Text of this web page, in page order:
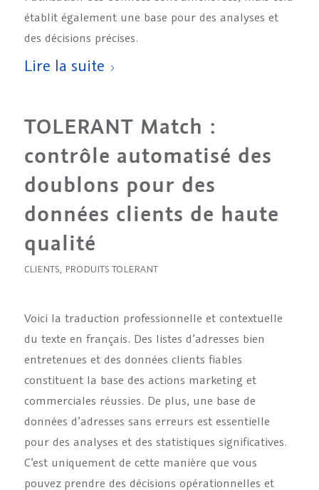
établit également une base pour des analyses et
des décisions précises.
Lire la suite
TOLERANT Match :
contrôle automatisé des
doublons pour des
données clients de haute
qualité
CLIENTS, PRODUITS TOLERANT
Voici la traduction professionnelle et contextuelle
du texte en français. Des listes d’adresses bien
entretenues et des données clients fiables
constituent la base des actions marketing et
commerciales réussies. De plus, une base de
données d’adresses sans erreurs est essentielle
pour des analyses et des statistiques significatives.
C’est uniquement de cette manière que vous
pouvez prendre des décisions opérationnelles et